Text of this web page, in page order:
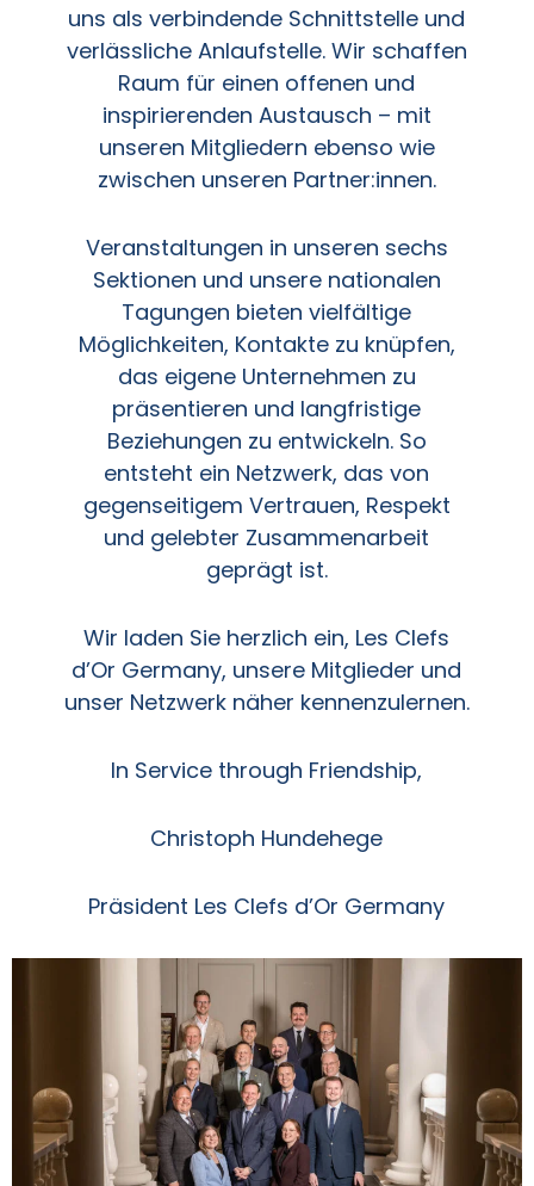
uns als verbindende Schnittstelle und
verlässliche Anlaufstelle. Wir schaffen
Raum für einen offenen und
inspirierenden Austausch – mit
unseren Mitgliedern ebenso wie
zwischen unseren Partner:innen.
Veranstaltungen in unseren sechs
Sektionen und unsere nationalen
Tagungen bieten vielfältige
Möglichkeiten, Kontakte zu knüpfen,
das eigene Unternehmen zu
präsentieren und langfristige
Beziehungen zu entwickeln. So
entsteht ein Netzwerk, das von
gegenseitigem Vertrauen, Respekt
und gelebter Zusammenarbeit
geprägt ist.
Wir laden Sie herzlich ein, Les Clefs
d’Or Germany, unsere Mitglieder und
unser Netzwerk näher kennenzulernen.
In Service through Friendship,
Christoph Hundehege
Präsident Les Clefs d’Or Germany